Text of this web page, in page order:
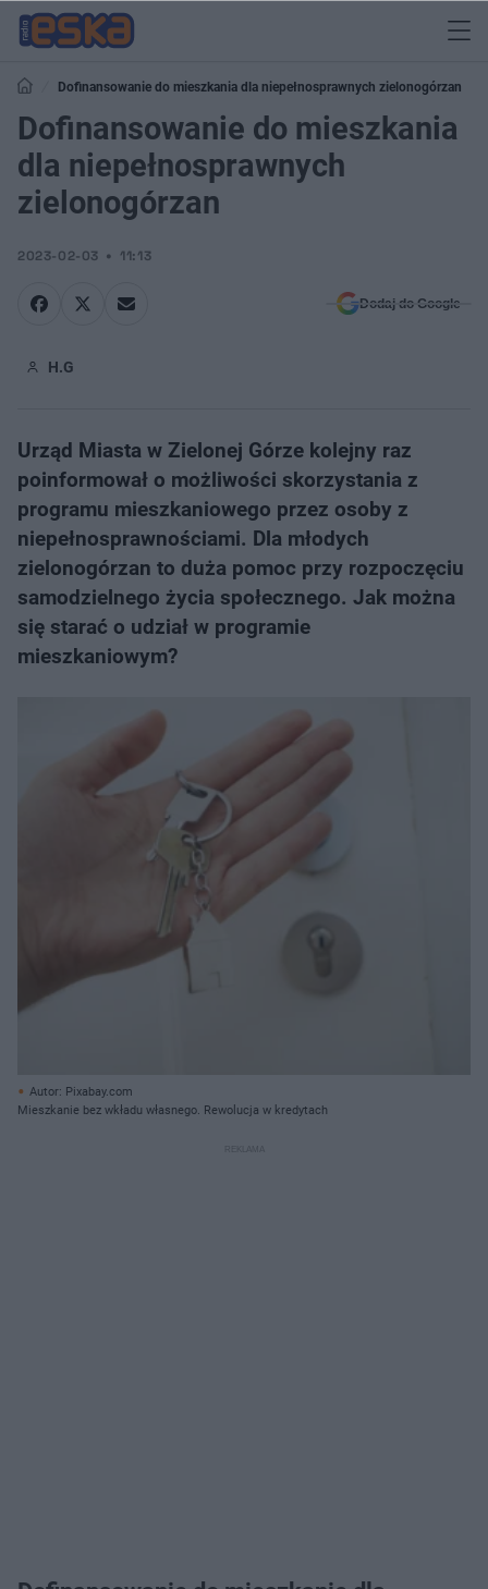
Dofinansowanie do mieszkania dla niepełnosprawnych zielonogórzan
Dofinansowanie do mieszkania
dla niepełnosprawnych
zielonogórzan
2023-02-03 11:13
Dodaj do Google
H.G
Urząd Miasta w Zielonej Górze kolejny raz
poinformował o możliwości skorzystania z
programu mieszkaniowego przez osoby z
niepełnosprawnościami. Dla młodych
zielonogórzan to duża pomoc przy rozpoczęciu
samodzielnego życia społecznego. Jak można
się starać o udział w programie
mieszkaniowym?
Autor: Pixabay.com
Mieszkanie bez wkładu własnego. Rewolucja w kredytach